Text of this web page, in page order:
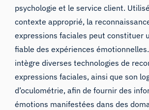
psychologie et le service client.
contexte approprié, la
expressions faciales peut constituer
fiable des expériences
intègre diverses technologies de
expressions faciales, ainsi que son
d’oculométrie, afin de fournir des
émotions manifestées dans des